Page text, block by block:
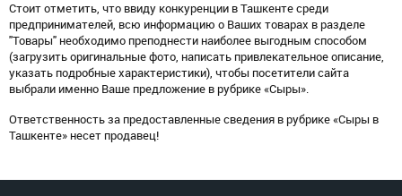
Стоит отметить, что ввиду конкуренции в Ташкенте среди
предпринимателей, всю информацию о Ваших товарах в разделе
"Товары" необходимо преподнести наиболее выгодным способом
(загрузить оригинальные фото, написать привлекательное описание,
указать подробные характеристики), чтобы посетители сайта
выбрали именно Ваше предложение в рубрике «Сыры».
Ответственность за предоставленные сведения в рубрике «Сыры в
Ташкенте» несет продавец!